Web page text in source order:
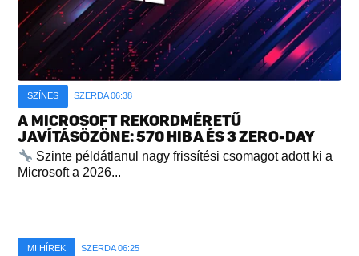
SZÍNES SZERDA 06:38
A MICROSOFT REKORDMÉRETŰ
JAVÍTÁSÖZÖNE: 570 HIBA ÉS 3 ZERO-DAY
Szinte példátlanul nagy frissítési csomagot adott ki a
Microsoft a 2026...
MI HÍREK SZERDA 06:25